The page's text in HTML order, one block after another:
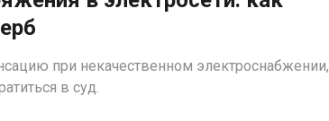
при некачественном электроснабжении,
в суд.